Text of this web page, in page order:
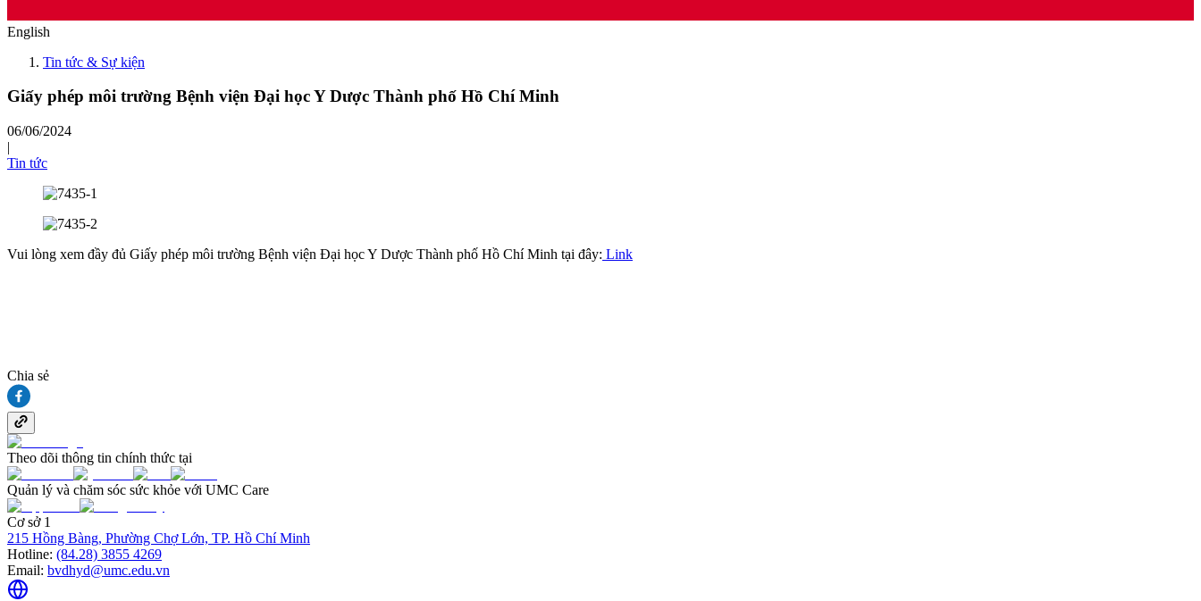
English
Tin tức & Sự kiện
Giấy phép môi trường Bệnh viện Đại học Y Dược Thành phố Hồ Chí Minh
06/06/2024
|
Tin tức
Vui lòng xem đầy đủ Giấy phép môi trường Bệnh viện Đại học Y Dược Thành phố Hồ Chí Minh tại đây: Link
Chia sẻ
Theo dõi thông tin chính thức tại
Quản lý và chăm sóc sức khỏe với UMC Care
Cơ sở 1
215 Hồng Bàng, Phường Chợ Lớn, TP. Hồ Chí Minh
Hotline: (84.28) 3855 4269
Email: bvdhyd@umc.edu.vn